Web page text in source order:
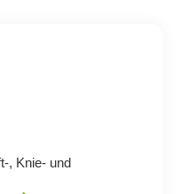
, Knie- und